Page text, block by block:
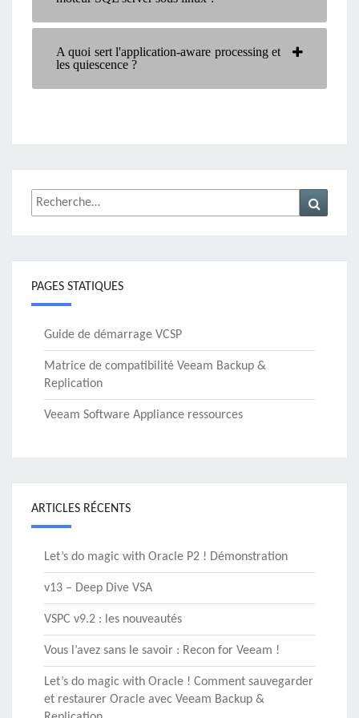
A quoi sert l'application-aware processing et
les quiescence ?
Rechercher :
PAGES STATIQUES
Guide de démarrage VCSP
Matrice de compatibilité Veeam Backup &
Replication
Veeam Software Appliance ressources
ARTICLES RÉCENTS
Let’s do magic with Oracle P2 ! Démonstration
v13 – Deep Dive VSA
VSPC v9.2 : les nouveautés
Vous l’avez sans le savoir : Recon for Veeam !
Let’s do magic with Oracle ! Comment sauvegarder
et restaurer Oracle avec Veeam Backup &